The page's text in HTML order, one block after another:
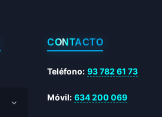
CONTACTO
Teléfono: 93 782 61 73
Móvil: 634 200 069